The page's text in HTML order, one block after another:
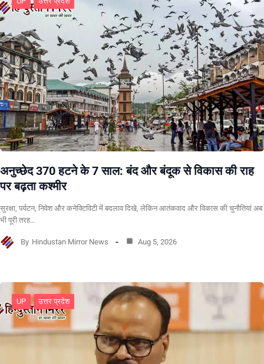
अनुच्छेद 370 हटने के 7 साल: बंद और बंदूक से विकास की राह
पर बढ़ता कश्मीर
सुरक्षा, पर्यटन, निवेश और कनेक्टिविटी में बदलाव दिखे, लेकिन आतंकवाद और विकास की चुनौतियां अब
भी पूरी तरह…
By Hindustan Mirror News Aug 5, 2026
UP उत्तर प्रदेश